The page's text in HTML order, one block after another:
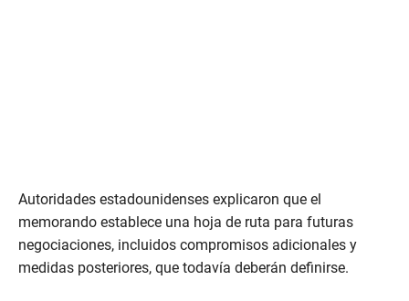
Autoridades estadounidenses explicaron que el
memorando establece una hoja de ruta para futuras
negociaciones, incluidos compromisos adicionales y
medidas posteriores, que todavía deberán definirse.